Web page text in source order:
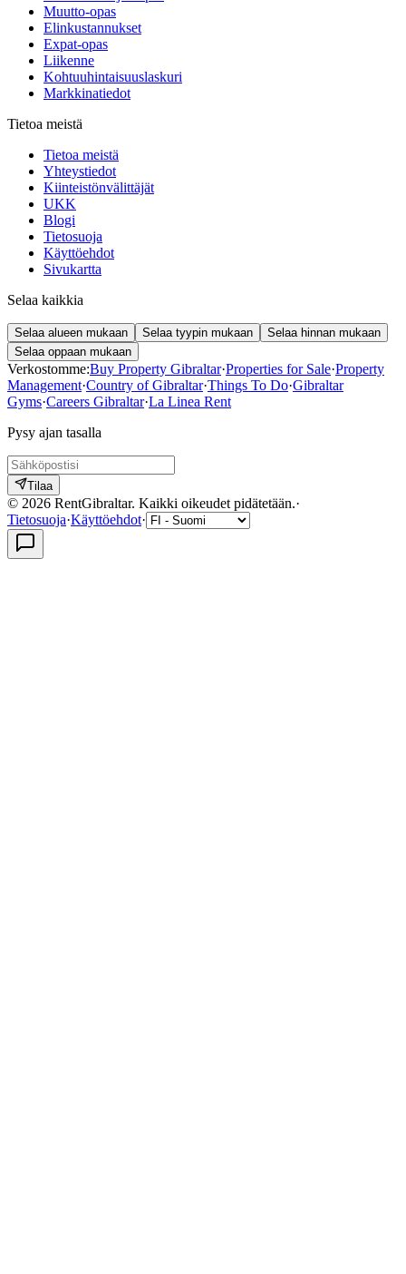
Muutto-opas
Elinkustannukset
Expat-opas
Liikenne
Kohtuuhintaisuuslaskuri
Markkinatiedot
Tietoa meistä
Tietoa meistä
Yhteystiedot
Kiinteistönvälittäjät
UKK
Blogi
Tietosuoja
Käyttöehdot
Sivukartta
Selaa kaikkia
Selaa alueen mukaan Selaa tyypin mukaan
Selaa hinnan mukaan
Selaa oppaan mukaan
Verkostomme:Buy Property Gibraltar·Properties for Sale·Property
Management·Country of Gibraltar·Things To Do·Gibraltar
Gyms·Careers Gibraltar·La Linea Rent
Pysy ajan tasalla
Tilaa
© 2026 RentGibraltar. Kaikki oikeudet pidätetään.·
Tietosuoja·Käyttöehdot·